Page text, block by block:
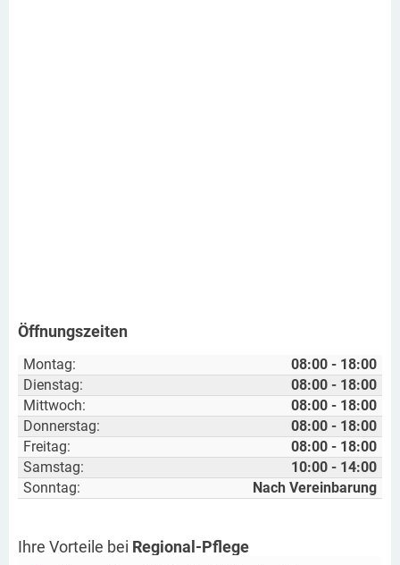
Öffnungszeiten
Montag:
08:00 - 18:00
Dienstag:
08:00 - 18:00
Mittwoch:
08:00 - 18:00
Donnerstag:
08:00 - 18:00
Freitag:
08:00 - 18:00
Samstag:
10:00 - 14:00
Sonntag:
Nach Vereinbarung
Ihre Vorteile bei Regional-Pflege